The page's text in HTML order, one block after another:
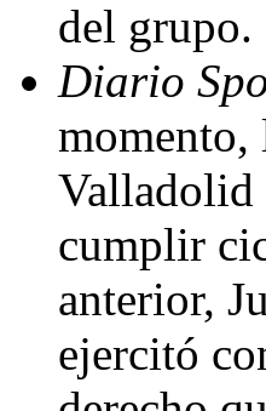
del
Diario
momento,
Valladolid
cumplir
anterior,
ejercitó